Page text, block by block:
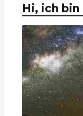
Hi, ich bin